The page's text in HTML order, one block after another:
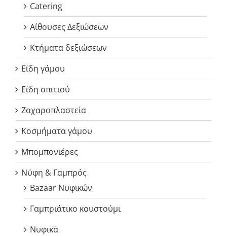
Catering
Αίθουσες Δεξιώσεων
Κτήματα δεξιώσεων
Είδη γάμου
Είδη σπιτιού
Ζαχαροπλαστεία
Κοσμήματα γάμου
Μπομπονιέρες
Νύφη & Γαμπρός
Bazaar Νυφικών
Γαμπριάτικο κουστούμι
Νυφικά